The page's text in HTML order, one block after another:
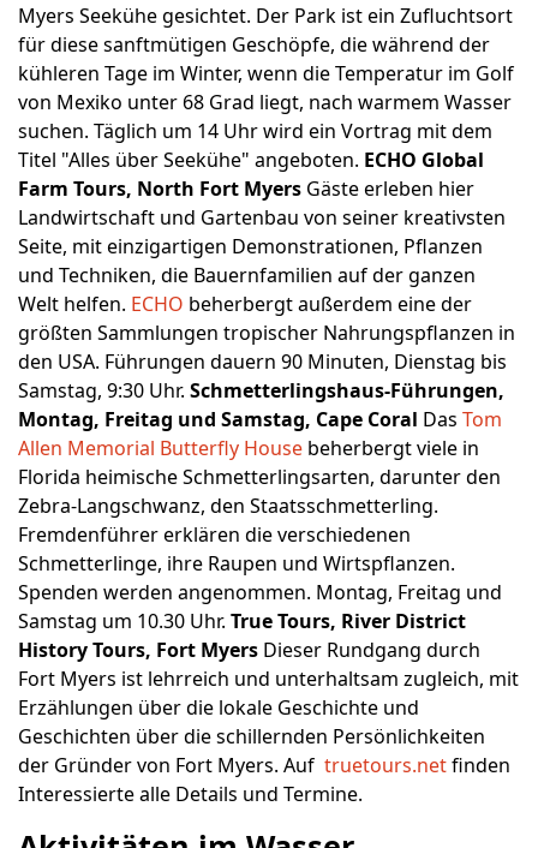
Myers Seekühe gesichtet. Der Park ist ein Zufluchtsort
für diese sanftmütigen Geschöpfe, die während der
kühleren Tage im Winter, wenn die Temperatur im Golf
von Mexiko unter 68 Grad liegt, nach warmem Wasser
suchen. Täglich um 14 Uhr wird ein Vortrag mit dem
Titel "Alles über Seekühe" angeboten. ECHO Global
Farm Tours, North Fort Myers Gäste erleben hier
Landwirtschaft und Gartenbau von seiner kreativsten
Seite, mit einzigartigen Demonstrationen, Pflanzen
und Techniken, die Bauernfamilien auf der ganzen
Welt helfen. ECHO beherbergt außerdem eine der
größten Sammlungen tropischer Nahrungspflanzen in
den USA. Führungen dauern 90 Minuten, Dienstag bis
Samstag, 9:30 Uhr. Schmetterlingshaus-Führungen,
Montag, Freitag und Samstag, Cape Coral Das Tom
Allen Memorial Butterfly House beherbergt viele in
Florida heimische Schmetterlingsarten, darunter den
Zebra-Langschwanz, den Staatsschmetterling.
Fremdenführer erklären die verschiedenen
Schmetterlinge, ihre Raupen und Wirtspflanzen.
Spenden werden angenommen. Montag, Freitag und
Samstag um 10.30 Uhr. True Tours, River District
History Tours, Fort Myers Dieser Rundgang durch
Fort Myers ist lehrreich und unterhaltsam zugleich, mit
Erzählungen über die lokale Geschichte und
Geschichten über die schillernden Persönlichkeiten
der Gründer von Fort Myers. Auf truetours.netfinden
Interessierte alle Details und Termine.